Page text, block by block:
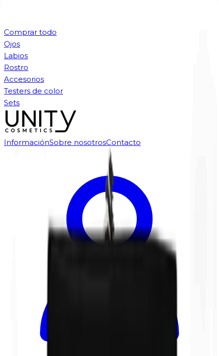
Comprar todo
Ojos
Labios
Rostro
Accesorios
Testers de color
Sets
InformaciónSobre nosotrosContacto